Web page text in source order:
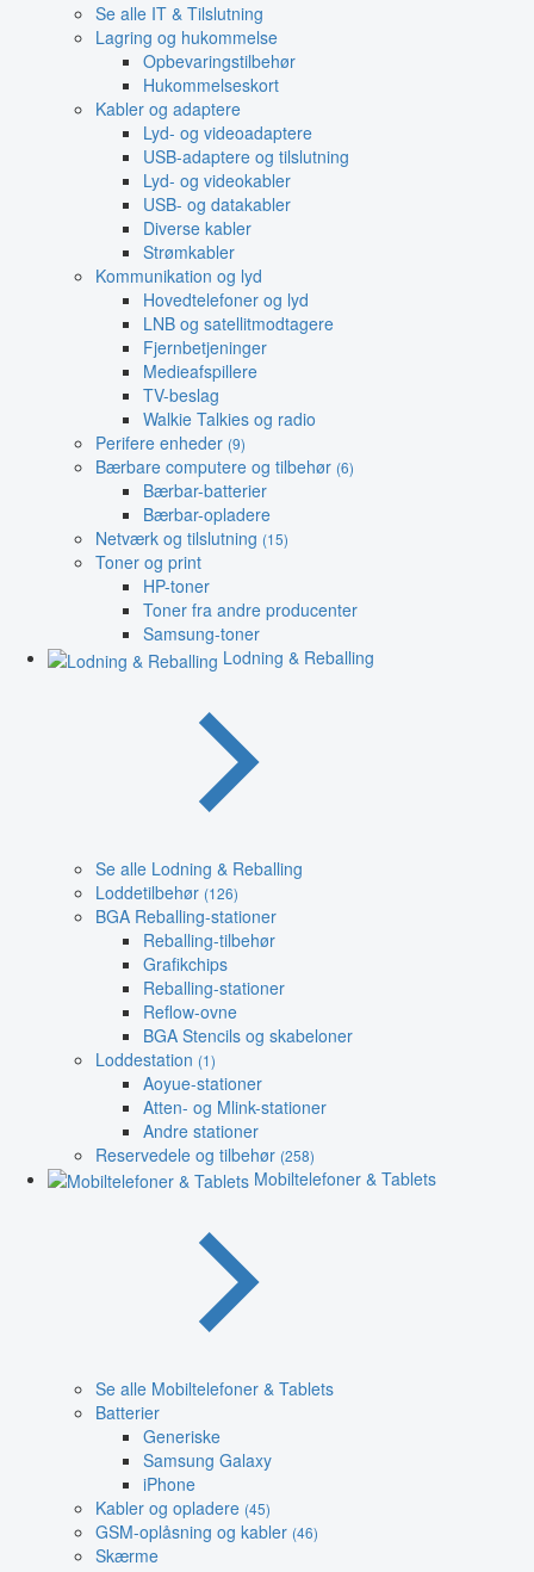
Se alle IT & Tilslutning
Lagring og hukommelse
Opbevaringstilbehør
Hukommelseskort
Kabler og adaptere
Lyd- og videoadaptere
USB-adaptere og tilslutning
Lyd- og videokabler
USB- og datakabler
Diverse kabler
Strømkabler
Kommunikation og lyd
Hovedtelefoner og lyd
LNB og satellitmodtagere
Fjernbetjeninger
Medieafspillere
TV-beslag
Walkie Talkies og radio
Perifere enheder (9)
Bærbare computere og tilbehør (6)
Bærbar-batterier
Bærbar-opladere
Netværk og tilslutning (15)
Toner og print
HP-toner
Toner fra andre producenter
Samsung-toner
Lodning & Reballing
Se alle Lodning & Reballing
Loddetilbehør (126)
BGA Reballing-stationer
Reballing-tilbehør
Grafikchips
Reballing-stationer
Reflow-ovne
BGA Stencils og skabeloner
Loddestation (1)
Aoyue-stationer
Atten- og Mlink-stationer
Andre stationer
Reservedele og tilbehør (258)
Mobiltelefoner & Tablets
Se alle Mobiltelefoner & Tablets
Batterier
Generiske
Samsung Galaxy
iPhone
Kabler og opladere (45)
GSM-oplåsning og kabler (46)
Skærme